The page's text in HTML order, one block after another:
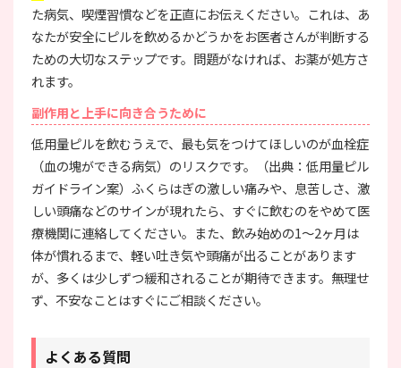
た病気、喫煙習慣などを正直にお伝えください。これは、あ
なたが安全にピルを飲めるかどうかをお医者さんが判断する
ための大切なステップです。問題がなければ、お薬が処方さ
れます。
副作用と上手に向き合うために
低用量ピルを飲むうえで、最も気をつけてほしいのが血栓症
（血の塊ができる病気）のリスクです。（出典：低用量ピル
ガイドライン案）ふくらはぎの激しい痛みや、息苦しさ、激
しい頭痛などのサインが現れたら、すぐに飲むのをやめて医
療機関に連絡してください。また、飲み始めの1〜2ヶ月は
体が慣れるまで、軽い吐き気や頭痛が出ることがあります
が、多くは少しずつ緩和されることが期待できます。無理せ
ず、不安なことはすぐにご相談ください。
よくある質問